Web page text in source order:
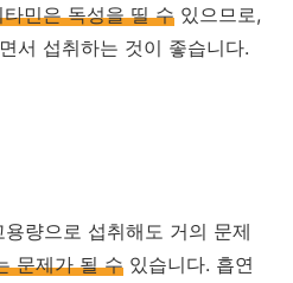
민은 독성을 띨 수 있으므로,
서 섭취하는 것이 좋습니다.
량으로 섭취해도 거의 문제
문제가 될 수 있습니다. 흡연